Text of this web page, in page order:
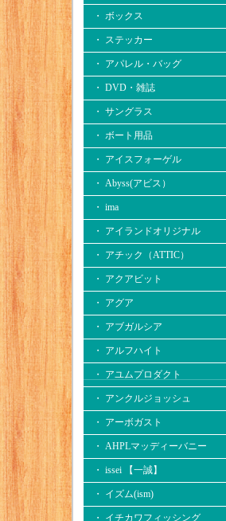
・ ボックス
・ ステッカー
・ アパレル・バッグ
・ DVD・雑誌
・ サングラス
・ ボート用品
・ アイスフォーゲル
・ Abyss(アビス）
・ ima
・ アイランドオリジナル
・ アチック（ATTIC）
・ アクアビット
・ アグア
・ アブガルシア
・ アルフハイト
・ アユムプロダクト
・ アンクルジョッシュ
・ アーボガスト
・ AHPLマッディーバニー
・ issei 【一誠】
・ イズム(ism)
・ イチカワフィッシング